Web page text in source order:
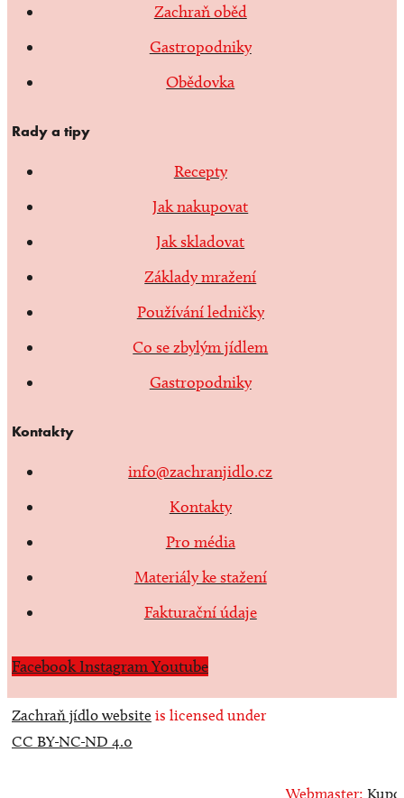
Zachraň oběd
Gastropodniky
Obědovka
Rady a tipy
Recepty
Jak nakupovat
Jak skladovat
Základy mražení
Používání ledničky
Co se zbylým jídlem
Gastropodniky
Kontakty
info@zachranjidlo.cz
Kontakty
Pro média
Materiály ke stažení
Fakturační údaje
Facebook InstagramYoutube
Zachraň jídlo website is licensed under
CC BY-NC-ND 4.0
Webmaster: